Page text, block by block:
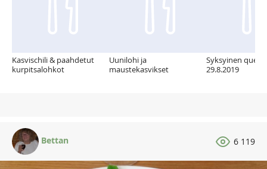
Kasvischili & paahdetut
kurpitsalohkot
Uunilohi ja
maustekasvikset
Syksyinen
29.8.2019
Bettan 6 119